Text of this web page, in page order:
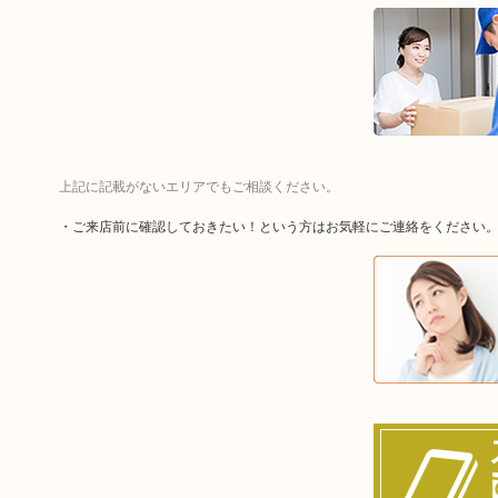
上記に記載がないエリアでもご相談ください。
・ご来店前に確認しておきたい！という方はお気軽にご連絡をください。